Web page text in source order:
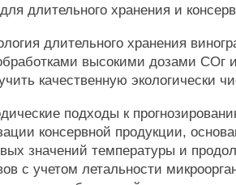
длительного хранения и
длительного хранения
высокими дозами СОг
качественную экологически
подходы к
консервной продукции,
значений температуры и
с учетом летальности